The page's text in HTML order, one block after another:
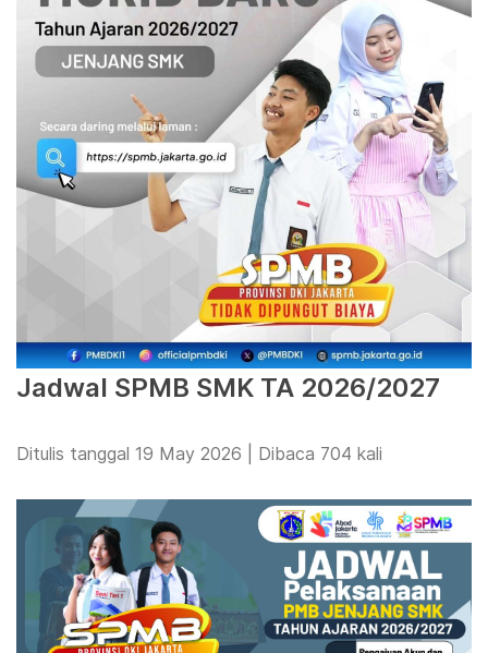
Jadwal SPMB SMK TA 2026/2027
Ditulis tanggal 19 May 2026 | Dibaca 704 kali